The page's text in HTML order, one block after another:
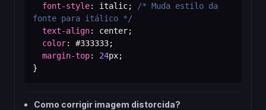
font-style: italic;
/* Muda estilo da
fonte para itálico */
text-align: center;
color: #333333;
margin-top: 24px;
}
Como corrigir imagem distorcida?